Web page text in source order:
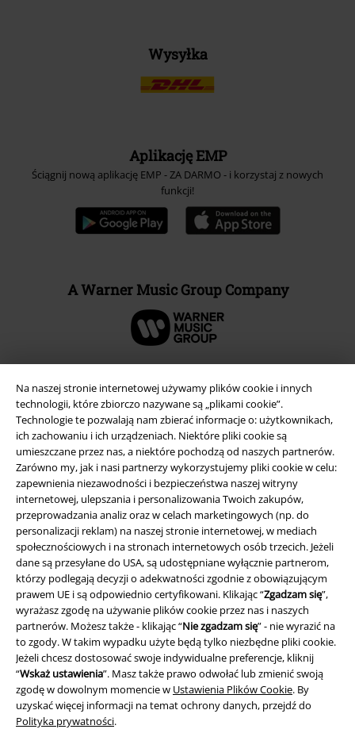
Na naszej stronie internetowej używamy plików cookie i innych
technologii, które zbiorczo nazywane są „plikami cookie”.
Technologie te pozwalają nam zbierać informacje o: użytkownikach,
ich zachowaniu i ich urządzeniach. Niektóre pliki cookie są
umieszczane przez nas, a niektóre pochodzą od naszych partnerów.
Zarówno my, jak i nasi partnerzy wykorzystujemy pliki cookie w celu:
zapewnienia niezawodności i bezpieczeństwa naszej witryny
internetowej, ulepszania i personalizowania Twoich zakupów,
przeprowadzania analiz oraz w celach marketingowych (np. do
personalizacji reklam) na naszej stronie internetowej, w mediach
społecznościowych i na stronach internetowych osób trzecich. Jeżeli
dane są przesyłane do USA, są udostępniane wyłącznie partnerom,
którzy podlegają decyzji o adekwatności zgodnie z obowiązującym
prawem UE i są odpowiednio certyfikowani. Klikając “Zgadzam się”,
wyrażasz zgodę na używanie plików cookie przez nas i naszych
partnerów. Możesz także - klikając “Nie zgadzam się” - nie wyrazić na
to zgody. W takim wypadku użyte będą tylko niezbędne pliki cookie.
Jeżeli chcesz dostosować swoje indywidualne preferencje, kliknij
“Wskaż ustawienia”. Masz także prawo odwołać lub zmienić swoją
zgodę w dowolnym momencie w Ustawienia Plików Cookie. By
uzyskać więcej informacji na temat ochrony danych, przejdź do
Polityka prywatności.
Wysyłka
Aplikację EMP
Ściągnij nową aplikację EMP - ZA DARMO - i korzystaj z nowych
funkcji!
A Warner Music Group Company
Informacje prawne
Regulamin
Dane firmy
Polityka prywatności
Unieszkodliwianie odpadów i ochrona środowiska
Deklaracja Zgodności
Informacje dotyczące dostępności